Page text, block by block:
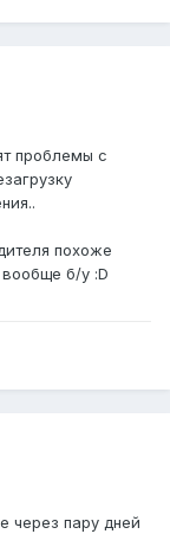
проблемы с
похоже
б/у :D
через пару дней